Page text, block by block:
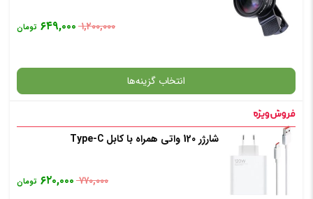
✧ چت با پشتیبان واتس آپ
انتخاب رنگ
✧ چت با پشتیبان واتس آپ
۱,۲۰۰,۰۰۰ ۶۴۹,۰۰۰ تومان
انتخاب گزینه‌ها
گارانتی شارژر 120 واتی همراه با کابل Type-C
۷۷۰,۰۰۰ ۶۲۰,۰۰۰ تومان